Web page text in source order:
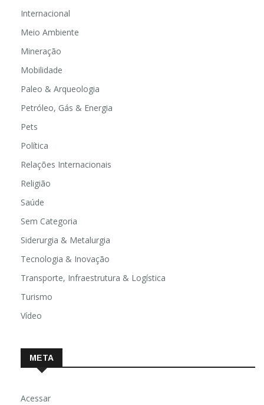
Internacional
Meio Ambiente
Mineração
Mobilidade
Paleo & Arqueologia
Petróleo, Gás & Energia
Pets
Política
Relações Internacionais
Religião
Saúde
Sem Categoria
Siderurgia & Metalurgia
Tecnologia & Inovação
Transporte, Infraestrutura & Logística
Turismo
Vídeo
META
Acessar